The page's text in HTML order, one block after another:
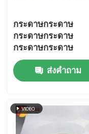
กระดาษกระดาษ
กระดาษกระดาษ
กระดาษกระดาษ
กระดาษกระดาษ
กระดาษกระดาษ
กระดาษกระดาษ
กระดาษกระดาษ
กระดาษกระดาษ
ส่งคำถาม